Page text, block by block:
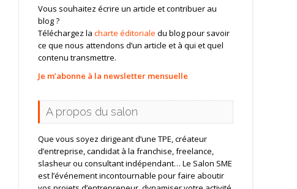
Vous souhaitez écrire un article et contribuer au
blog ?
Téléchargez lacharte éditoriale du blog pour savoir
ce que nous attendons d’un article et à qui et quel
contenu transmettre.
Je m’abonne à la newsletter mensuelle
A propos du salon
Que vous soyez dirigeant d’une TPE, créateur
d’entreprise, candidat à la franchise, freelance,
slasheur ou consultant indépendant… Le Salon SME
est l’événement incontournable pour faire aboutir